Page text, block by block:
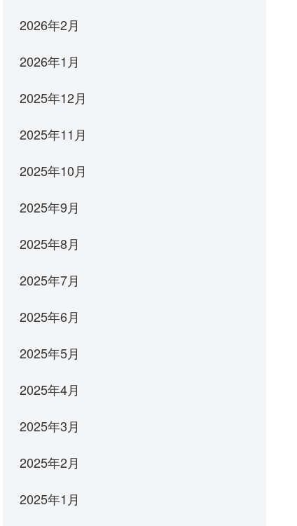
2026年2月
2026年1月
2025年12月
2025年11月
2025年10月
2025年9月
2025年8月
2025年7月
2025年6月
2025年5月
2025年4月
2025年3月
2025年2月
2025年1月